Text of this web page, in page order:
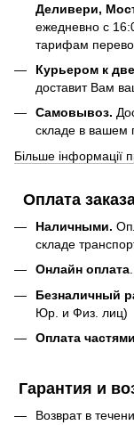
Деливери,
ежедневно с
тарифам
Курьером к
доставит Вам
Самовывоз.
складе в вашем
Більше інформації
Оплата
Наличными.
складе
Онлайн оплата
Безналичный
Юр. и Физ. лиц)
Оплата
Гарантия и
Возврат в